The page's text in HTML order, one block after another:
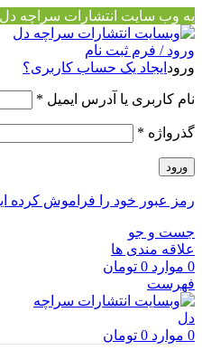
به وب سایت انتشارات سراچه
ورود / فرم ثبت نام
ورود ایجاد یک حساب کاربری؟
نام کاربری یا آدرس ایمیل *
گذرواژه *
ورود
رمز عبور خود را فراموش کرده
جست و جو
علاقه مندی ها
0 موارد 0 تومان
فهرست
0 موارد 0 تومان